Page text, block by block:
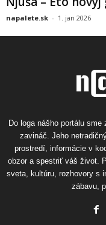
napalete.sk - 1. jan 2026
Do loga nášho portálu
zavináč. Jeho
prostredí, informácie v
obzor a spestriť váš život.
sveta, kultúru, rozhovory s
zábavu,